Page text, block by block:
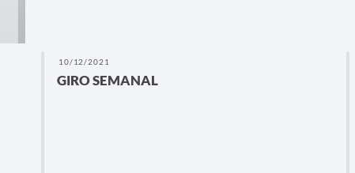
10/12/2021
GIRO SEMANAL